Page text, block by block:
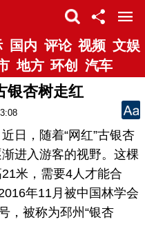
国内 评论 视频 文娱
地方 环创 汽车
银杏树走红
，随着“网红”古银杏
进入游客的视野。这棵
米，需要4人才能合
年11月被中国林学会
，被称为邳州“银杏